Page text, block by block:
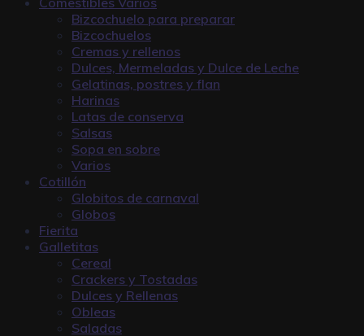
Bizcochuelo para preparar
Bizcochuelos
Cremas y rellenos
Dulces, Mermeladas y Dulce de Leche
Gelatinas, postres y flan
Harinas
Latas de conserva
Salsas
Sopa en sobre
Varios
Cotillón
Globitos de carnaval
Globos
Fierita
Galletitas
Cereal
Crackers y Tostadas
Dulces y Rellenas
Obleas
Saladas